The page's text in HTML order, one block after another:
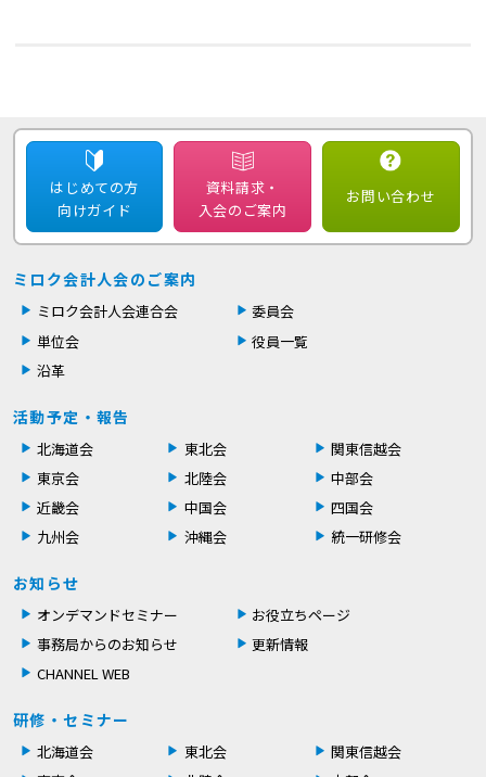
はじめての方
向けガイド
資料請求・
入会のご案内
お問い合わせ
ミロク会計人会のご案内
ミロク会計人会連合会
委員会
単位会
役員一覧
沿革
活動予定・報告
北海道会 東北会
関東信越会
東京会
北陸会
中部会
近畿会
中国会
四国会
九州会
沖縄会 統一研修会
お知らせ
オンデマンドセミナー
お役立ちページ
事務局からのお知らせ
更新情報
CHANNEL WEB
研修・セミナー
北海道会 東北会
関東信越会